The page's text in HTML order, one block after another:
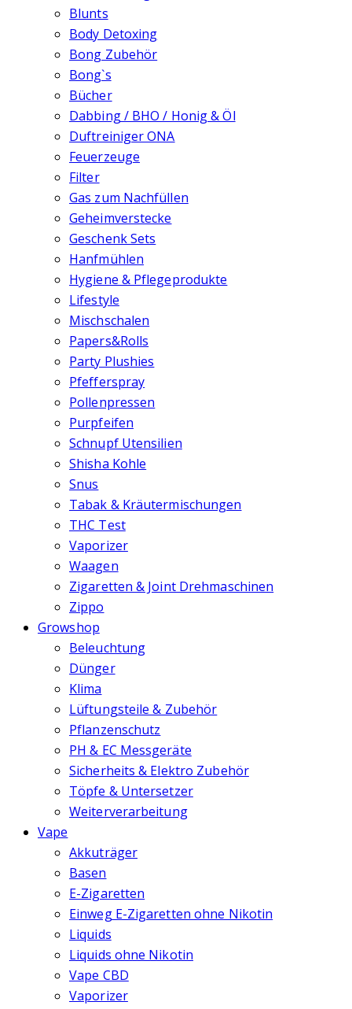
Blunts
Body Detoxing
Bong Zubehör
Bong`s
Bücher
Dabbing / BHO / Honig & Öl
Duftreiniger ONA
Feuerzeuge
Filter
Gas zum Nachfüllen
Geheimverstecke
Geschenk Sets
Hanfmühlen
Hygiene & Pflegeprodukte
Lifestyle
Mischschalen
Papers&Rolls
Party Plushies
Pfefferspray
Pollenpressen
Purpfeifen
Schnupf Utensilien
Shisha Kohle
Snus
Tabak & Kräutermischungen
THC Test
Vaporizer
Waagen
Zigaretten & Joint Drehmaschinen
Zippo
Growshop
Beleuchtung
Dünger
Klima
Lüftungsteile & Zubehör
Pflanzenschutz
PH & EC Messgeräte
Sicherheits & Elektro Zubehör
Töpfe & Untersetzer
Weiterverarbeitung
Vape
Akkuträger
Basen
E-Zigaretten
Einweg E-Zigaretten ohne Nikotin
Liquids
Liquids ohne Nikotin
Vape CBD
Vaporizer